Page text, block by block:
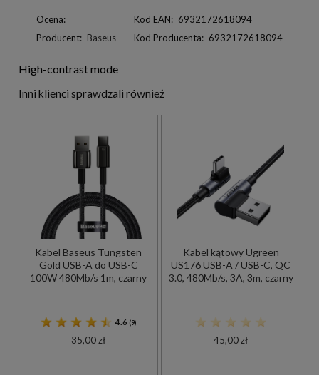
Ocena:
Producent: Baseus
Kod EAN: 6932172618094
Kod Producenta: 6932172618094
High-contrast mode
Inni klienci sprawdzali również
Kabel Baseus Tungsten
Gold USB-A do USB-C
100W 480Mb/s 1m, czarny
4.6 (9)
35,00 zł
Kabel kątowy Ugreen
US176 USB-A / USB-C, QC
3.0, 480Mb/s, 3A, 3m, czarny
45,00 zł